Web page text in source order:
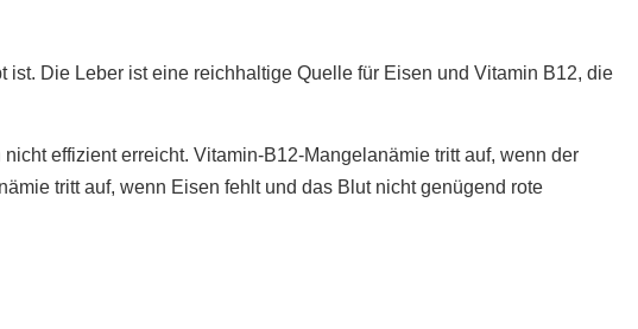
Die Leber ist eine reichhaltige Quelle für Eisen und Vitamin B12, die
effizient erreicht. Vitamin-B12-Mangelanämie tritt auf, wenn der
tritt auf, wenn Eisen fehlt und das Blut nicht genügend rote